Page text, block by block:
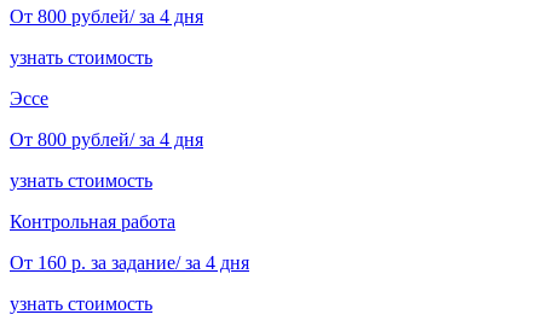
От 800 рублей/ за 4 дня
узнать стоимость
Эссе
От 800 рублей/ за 4 дня
узнать стоимость
Контрольная работа
От 160 р. за задание/ за 4 дня
узнать стоимость